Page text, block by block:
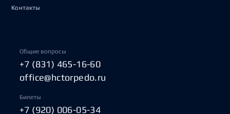
Контакты
Общие вопросы
+7 (831) 465-16-60
office@hctorpedo.ru
Билеты
+7 (920) 006-05-34